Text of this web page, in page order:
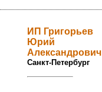
ИП Григорьев
Юрий
Александрович
Санкт-Петербург